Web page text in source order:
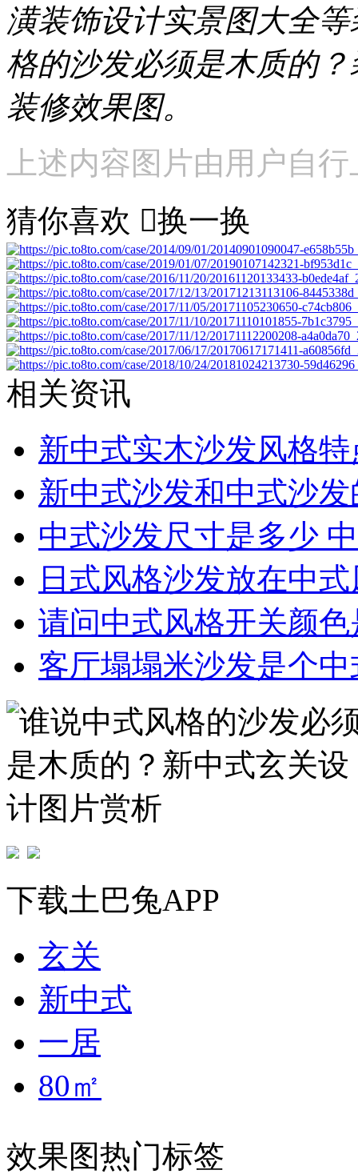
潢装饰设计实景图大全
格的沙发必须是木质的
装修效果图。
上述内容图片由用户自
猜你喜欢 换一换
相关资讯
新中式实木沙发风格
新中式沙发和中式沙
中式沙发尺寸是多少
日式风格沙发放在中
请问中式风格开关颜
客厅塌塌米沙发是个
下载土巴兔APP
玄关
新中式
一居
80㎡
效果图热门标签